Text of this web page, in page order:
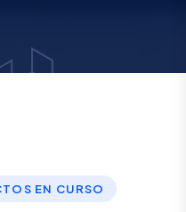
EN CURSO